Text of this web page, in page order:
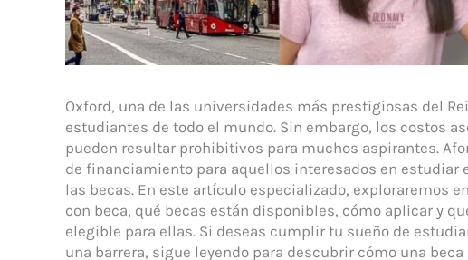
Oxford, una de las universidades más prestigiosas del
estudiantes de todo el mundo. Sin embargo, los costos
pueden resultar prohibitivos para muchos aspirantes.
de financiamiento para aquellos interesados en estudiar
las becas. En este artículo especializado, exploraremos
con beca, qué becas están disponibles, cómo aplicar y
elegible para ellas. Si deseas cumplir tu sueño de
una barrera, sigue leyendo para descubrir cómo una